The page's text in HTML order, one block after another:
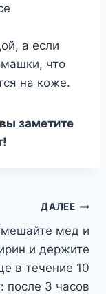
а если
что
на коже.
заметите
ДАЛЕЕ
мед и
и держите
в течение 10
после 3 часов